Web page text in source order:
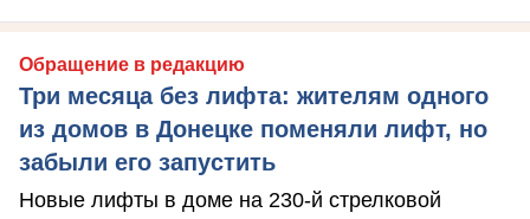
Обращение в редакцию
Три месяца без лифта: жителям одного
из домов в Донецке поменяли лифт, но
забыли его запустить
Новые лифты в доме на 230-й стрелковой